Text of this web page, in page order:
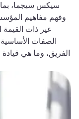
سيكس سيجما، بما
غير ذات
الصفات
الفريق، وما هي